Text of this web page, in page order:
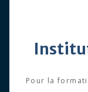
Pour la